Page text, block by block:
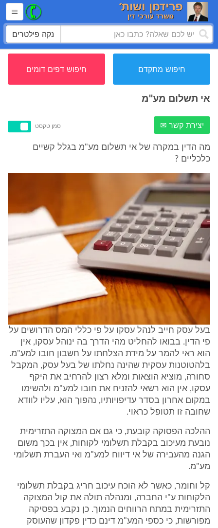
נקה פילטרים
חיפוש מתקדם חיפוש דפים דומים
אי תשלום מע''מ
יצירת קשר ✉ סמן טקסט
מה הדין במקרה של אי תשלום מע"מ בגלל קשיים
כלכליים ?
בעל עסק חייב לנהל עסקו על פי כללי המס הדרושים על
פי הדין. בבואו להחליט מהי הדרך בה ינוהל עסקו, אין
הוא ראי להמר על מידת הצלחתו על חשבון חובו למע"מ.
בלהטוטנות עסקית שהינה נחלתו של בעל עסק, המקבל
סחורה, מוציא הוצאות ומלא רצון להרחיב את היקף
עסקו, אין הוא רשאי להזניח את חובו למע"מ ולהשימו
במקום אחרון בסדר עדיפויותיו, נהפוך הוא, עליו לוודא
שחובה זו תטופל כראוי.
ההלכה הפסוקה קובעת, כי גם אם המצוקה התזרימית
נובעת מעיכוב בקבלת תשלומי לקוחות, אין בכך משום
הגנה מהעבירה של אי דיווח למע"מ ואי העברת תשלומי
מע"מ.
קל וחומר, כאשר לא הוכח עיכוב חריג בקבלת תשלומי
הלקוחות ע"י החברה, ומנהלה תולה את קול המצוקה
התזרימית במתח הרווחים הנמוך. כן נקבע בפסיקה
מפורשות, כי כספי המע"מ דינם כדין פקדון שהעוסק